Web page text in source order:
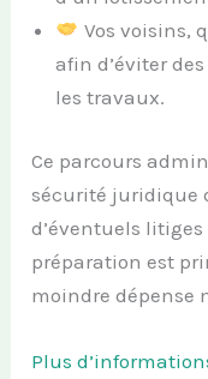
Vos voisins,
afin d’éviter
les travaux.
Ce parcours
sécurité juridique
d’éventuels
préparation est
moindre dépense
Plus